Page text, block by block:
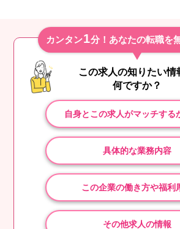
カンタン1分！あなたの転職を
この求人の知りたい情
何ですか？
自身とこの求人がマッチする
具体的な業務内容
この企業の働き方や福利
その他求人の情報